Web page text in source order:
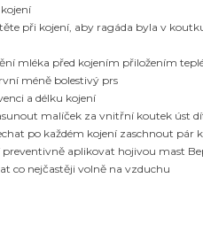
při kojení, aby ragáda byla v
mléka před kojením přiložením
méně bolestivý prs
a délku kojení
malíček za vnitřní koutek úst
po každém kojení zaschnout pár
preventivně aplikovat hojivou mast
co nejčastěji volně na vzduchu